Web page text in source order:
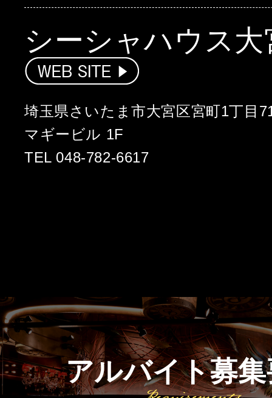
シーシャハウス大
埼玉県さいたま市大宮区宮町1丁目
マギービル 1F
TEL 048-782-6617
アルバイト募